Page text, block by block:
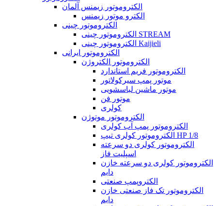
الکتروموتور زیمنس آلمان
الکترو موتور زیمنس
الکتروموتور چینی
الکتروموتور چینی STREAM
الکتروموتور چینی Kaijieli
الکتروموتور ایرانی
الکتروموتور الکتروژن
الکتروموتور فریم استاندارد
موتور پمپ سیرکولاتور
موتور ماشین لباسشویی
موتور فن
کولری
الکتروموتور موتوژن
الکتروموتور پمپ آب کولری
الکتروموتور کولری تیپ HP 1/8
الکتروموتور کولری دو سرعته
اسپلیت فاز
الکتروموتور کولری دو سرعته خازن
دایم
الکتروپمپ صنعتی
الکتروموتور تک فاز صنعتی خازن
دایم